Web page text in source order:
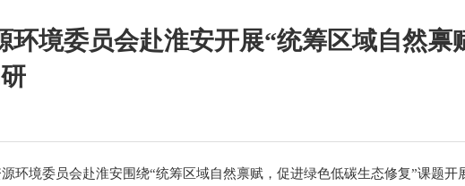
环境委员会赴淮安开展“统筹区域自然禀
境委员会赴淮安围绕“统筹区域自然禀赋，促进绿色低碳生态修复”课题开